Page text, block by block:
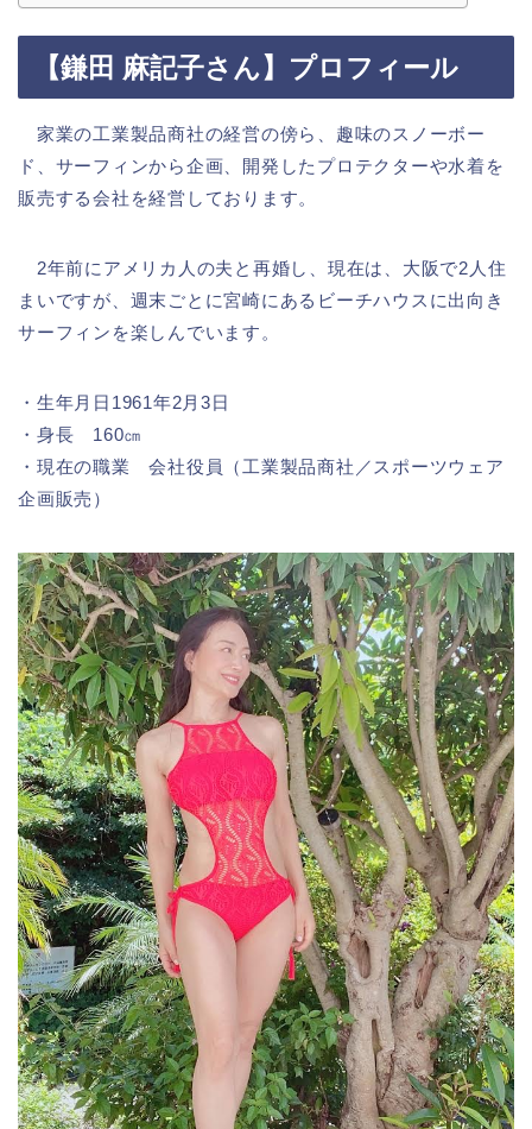
【鎌田 麻記子さん】 プロフィール
家業の工業製品商社の経営の傍ら、趣味のスノーボー
ド、サーフィンから企画、開発したプロテクターや水着を
販売する会社を経営しております。
2年前にアメリカ人の夫と再婚し、現在は、大阪で2人住
まいですが、週末ごとに宮崎にあるビーチハウスに出向き
サーフィンを楽しんでいます。
・生年月日1961年2月3日
・身長 160㎝
・現在の職業 会社役員（工業製品商社／スポーツウェア
企画販売）